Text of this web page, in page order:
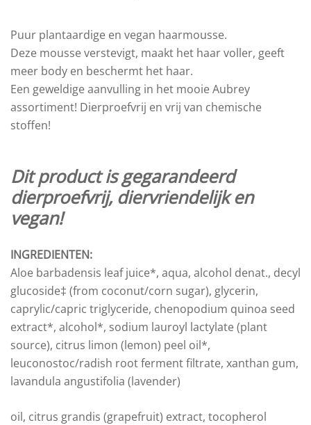
Puur plantaardige en vegan haarmousse.
Deze mousse verstevigt, maakt het haar voller, geeft
meer body en beschermt het haar.
Een geweldige aanvulling in het mooie Aubrey
assortiment! Dierproefvrij en vrij van chemische
stoffen!
Dit product is gegarandeerd
dierproefvrij, diervriendelijk en
vegan!
INGREDIENTEN:
Aloe barbadensis leaf juice*, aqua, alcohol denat., decyl
glucoside‡ (from coconut/corn sugar), glycerin,
caprylic/capric triglyceride, chenopodium quinoa seed
extract*, alcohol*, sodium lauroyl lactylate (plant
source), citrus limon (lemon) peel oil*,
leuconostoc/radish root ferment filtrate, xanthan gum,
lavandula angustifolia (lavender)
oil, citrus grandis (grapefruit) extract, tocopherol